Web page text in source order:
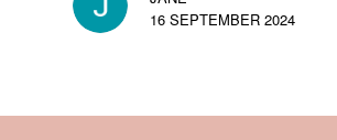
16 SEPTEMBER 2024